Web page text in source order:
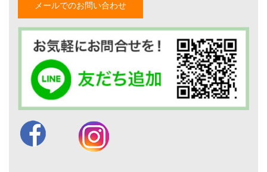
家づくりへの想い
スタッフ紹介
職人紹介
採用情報
お知らせ・イベント情報
ブログ一覧
菅原和彦のブログ
メールでのお問い合わせ